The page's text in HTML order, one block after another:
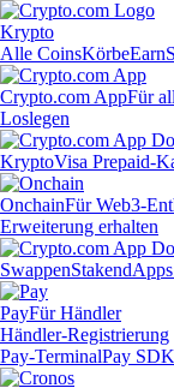
Krypto
Alle CoinsKörbeEarn
Crypto.com AppFür
Loslegen
KryptoVisa Prepaid-
OnchainFür Web3-
Erweiterung erhalten
SwappenStaken
PayFür Händler
Händler-Registrierung
Pay-TerminalPay SDK